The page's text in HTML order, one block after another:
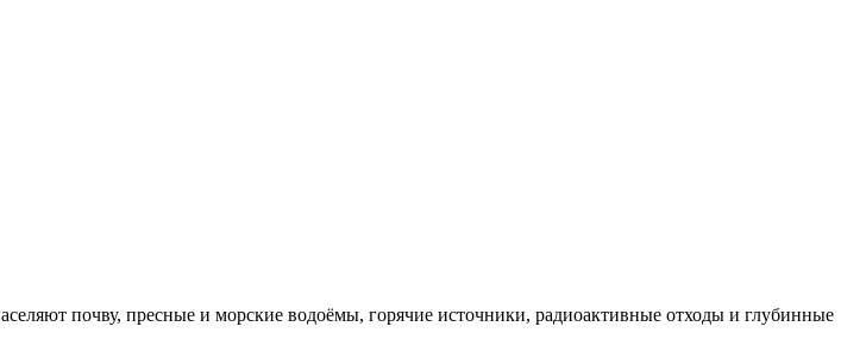
почву, пресные и морские водоёмы, горячие источники, радиоактивные отходы и глубинные